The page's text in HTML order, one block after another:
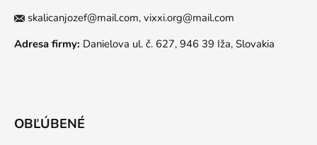
skalicanjozef@mail.com, vixxi.org@mail.com
Adresa firmy: Danielova ul. č. 627, 946 39 Iža, Slovakia
OBĽÚBENÉ